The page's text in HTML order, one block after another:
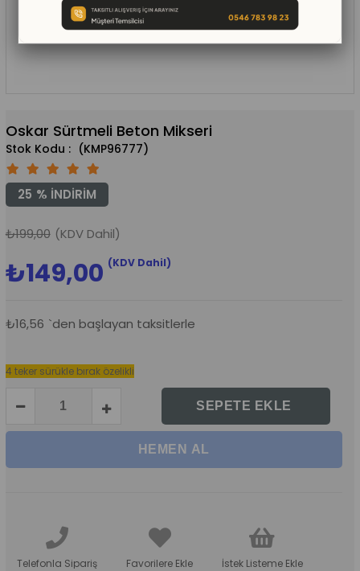
Oskar Sürtmeli Beton Mikseri
(KMP96777)
%
25 İNDIRIM
₺199,00 (KDV Dahil)
₺149,00 (KDV Dahil)
₺16,56 `den başlayan taksitlerle
4 teker sürükle bırak özelikli
Telefonla Sipariş Favorilere Ekle İstek Listeme Ekle